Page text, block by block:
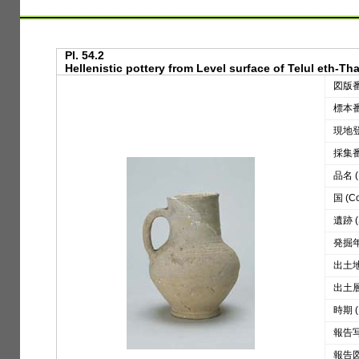
Pl. 54.2
Hellenistic pottery from Level surface of Telul eth-
図版
標本
現地
採集
品名
国
遺跡
発掘
出土
出土
時期
報告
報告